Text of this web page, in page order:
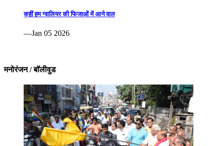
कहीं हम ग्वालियर की फिजाओं में आने वाल
—Jan 05 2026
मनोरंजन / बॉलीवुड